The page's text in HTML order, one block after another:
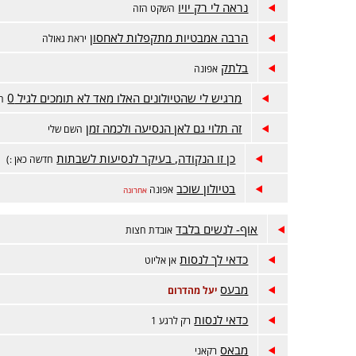
נראה לי רק יויו השקט הזה
הרבה אמבטיות מתקפלות לאחסון יראת גאולה
בלתק אפונה
מרגיש לי שהטיולונים האלו מאד לא תומכים לגיל 0
זה תלוי גם לאן הנסיעה ולכמה זמן השם שלי
כן זו הנקודה, בעיקר לנסיעות לשבתות חדשה כאן :)
בטיולון שוכב אפונה אחרונה
אוף- לנשים בלבד אובדת חצות
כדאי לך לנסות אן אליוט
מבעס יעל מהדרום
כדאי לנסות רק לרגע 1
מבאס רקאני